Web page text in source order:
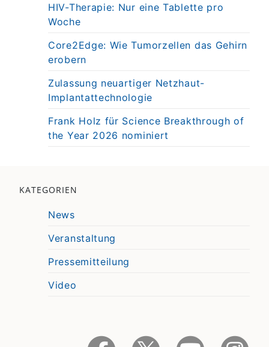
HIV-Therapie: Nur eine Tablette pro
Woche
Core2Edge: Wie Tumorzellen das Gehirn
erobern
Zulassung neuartiger Netzhaut-
Implantattechnologie
Frank Holz für Science Breakthrough of
the Year 2026 nominiert
KATEGORIEN
News
Veranstaltung
Pressemitteilung
Video